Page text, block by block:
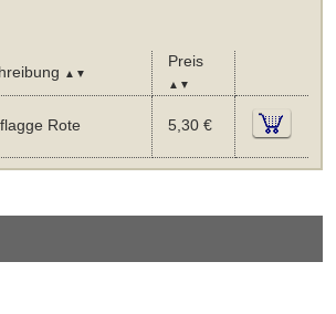
▲▼
Preis
▲▼
Rote 5,30 €